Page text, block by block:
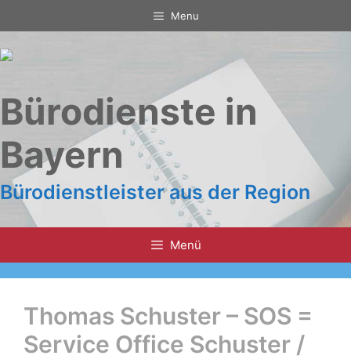
Inhalt
springen
Menu
Bürodienste in
Bayern
Bürodienstleister aus der Region
Menü
Thomas Schuster – SOS =
Service Office Schuster /